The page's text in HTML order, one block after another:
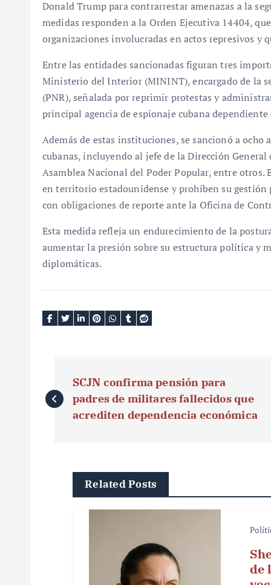
Donald Trump para contrarrestar amenazas a la
medidas responden a la Orden Ejecutiva 14404,
organizaciones involucradas en actos represivos y
Entre las entidades sancionadas figuran tres
Ministerio del Interior (MININT), encargado de la
(PNR), señalada por reprimir protestas y
principal agencia de espionaje cubana
Además de estas instituciones, se sancionó a
cubanas, incluyendo al jefe de la Dirección
Asamblea Nacional del Poder Popular, entre otros.
en territorio estadounidense y prohíben su gestión
con obligaciones de reporte ante la Oficina de
Esta medida refleja un endurecimiento de la
aumentar la presión sobre su estructura política y
diplomáticas.
a
SCJN confirma pensión para
padres de militares fallecidos que
acrediten dependencia económica
Related Posts
de